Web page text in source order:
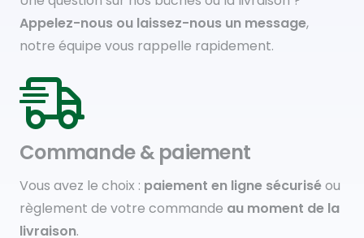
Appelez-nous ou laissez-nous un message,
notre équipe vous rappelle rapidement.
Commande & paiement
Vous avez le choix : paiement en ligne sécuriséou
règlement de votre commande au moment de la
livraison.